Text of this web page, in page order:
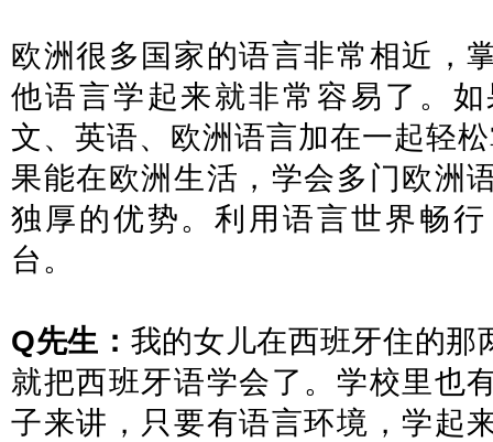
欧洲很多国家的语言非常相近，
他语言学起来就非常容易了。
文、英语、欧洲语言加在一起轻
果能在欧洲生活，学会多门欧洲
独厚的优势。利用语言世界畅
台。
Q先生： 我的女儿在西班牙住的那
就把西班牙语学会了。学校里也
子来讲，只要有语言环境，学起